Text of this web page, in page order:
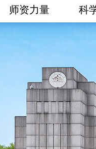
师资力量 科